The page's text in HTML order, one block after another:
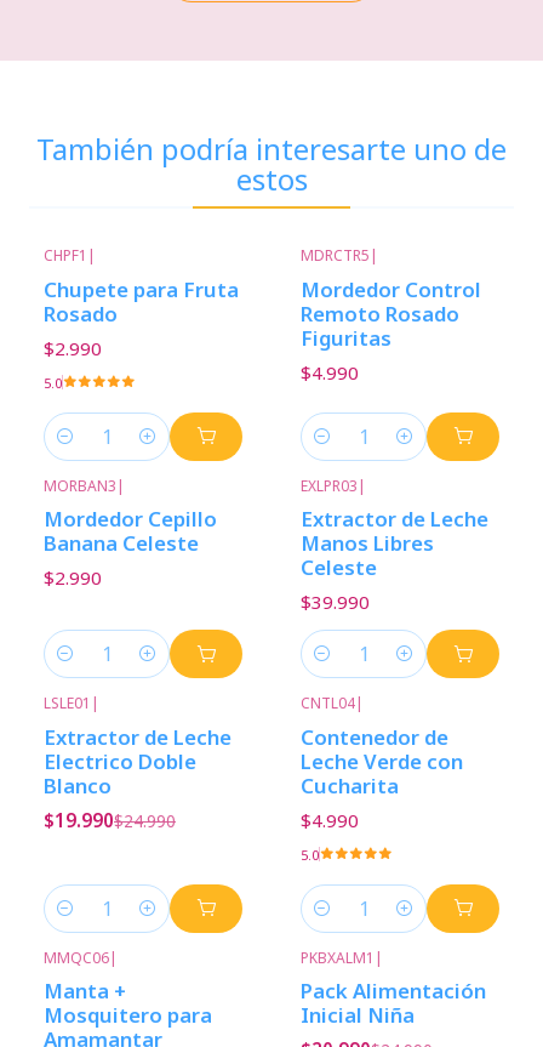
También podría interesarte uno de
estos
CHPF1 |
Chupete para Fruta
Rosado
$2.990
5.0
Cantidad
MDRCTR5 |
Mordedor Control
Remoto Rosado
Figuritas
$4.990
Cantidad
MORBAN3 |
Mordedor Cepillo
Banana Celeste
$2.990
Cantidad
EXLPR03 |
Extractor de Leche
Manos Libres
Celeste
$39.990
Cantidad
LSLE01 |
Extractor de Leche
Electrico Doble
Blanco
$19.990$24.990
Cantidad
CNTL04|
Contenedor de
Leche Verde con
Cucharita
$4.990
5.0
Cantidad
MMQC06|
Manta +
Mosquitero para
Amamantar
PKBXALM1 |
Pack Alimentación
Inicial Niña